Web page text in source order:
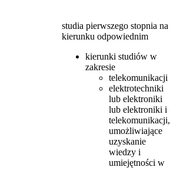
studia pierwszego stopnia na
kierunku odpowiednim
kierunki studiów w
zakresie
telekomunikacji
elektrotechniki
lub elektroniki
lub elektroniki i
telekomunikacji,
umożliwiające
uzyskanie
wiedzy i
umiejętności w